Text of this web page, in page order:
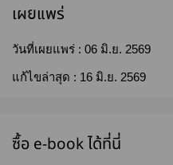
เผยแพร่
วันที่เผยแพร่ : 06 มิ.ย. 2569
แก้ไขล่าสุด : 16 มิ.ย. 2569
ซื้อ e-book ได้ที่นี่